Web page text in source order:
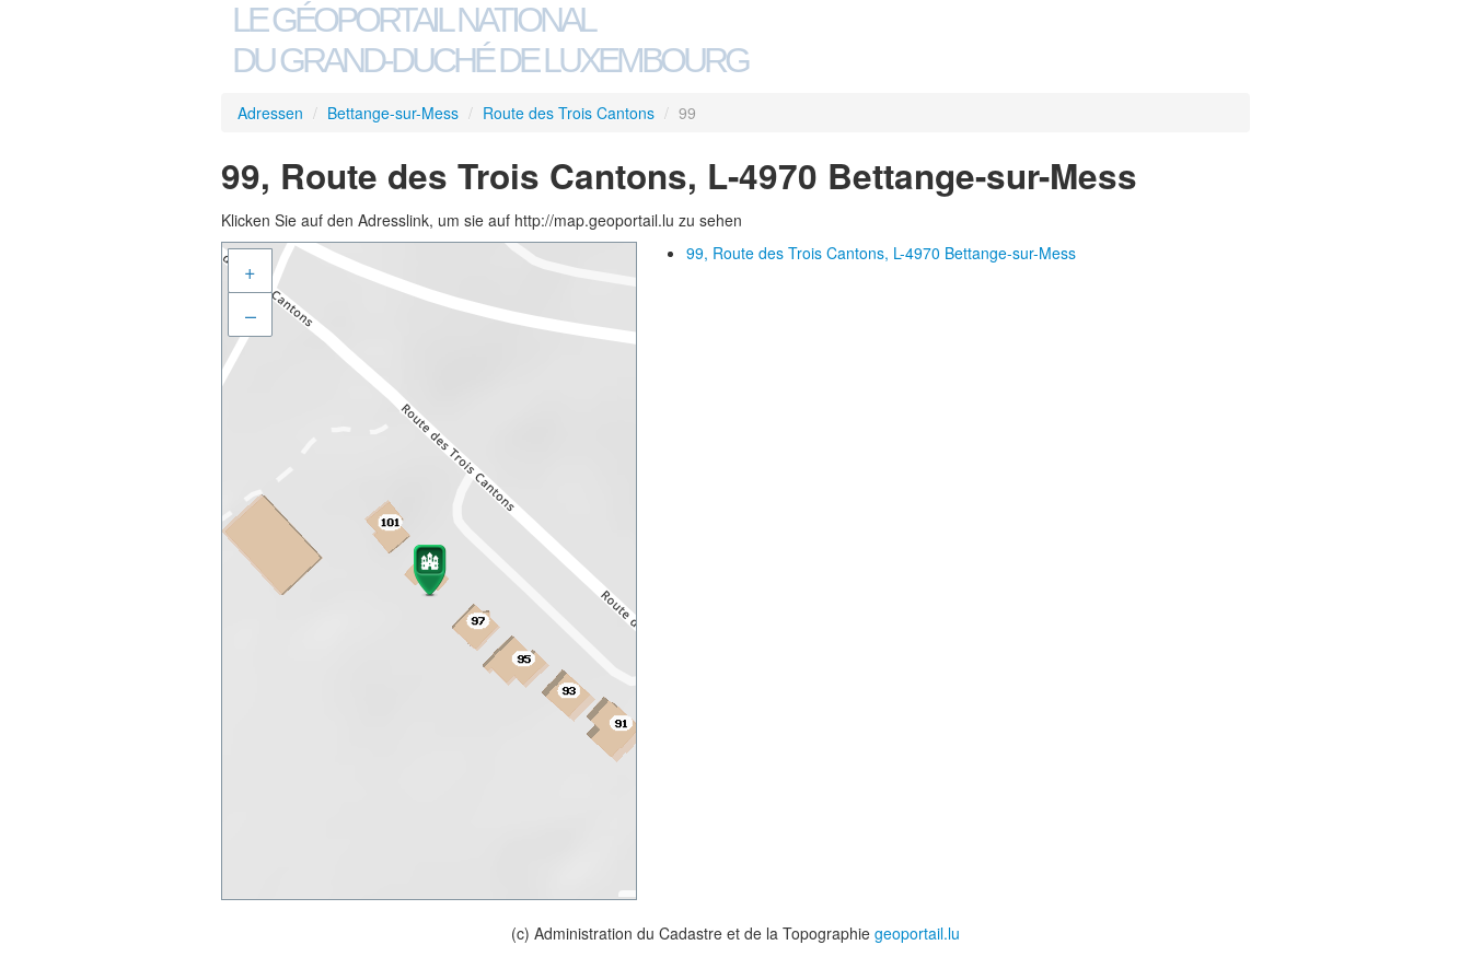
LE GÉOPORTAIL NATIONAL
DU GRAND-DUCHÉ DE LUXEMBOURG
Adressen / Bettange-sur-Mess / Route des Trois Cantons / 99
99, Route des Trois Cantons, L-4970 Bettange-sur-Mess
Klicken Sie auf den Adresslink, um sie auf http://map.geoportail.lu zu sehen
+
–
99, Route des Trois Cantons, L-4970 Bettange-sur-Mess
(c) Administration du Cadastre et de la Topographie geoportail.lu